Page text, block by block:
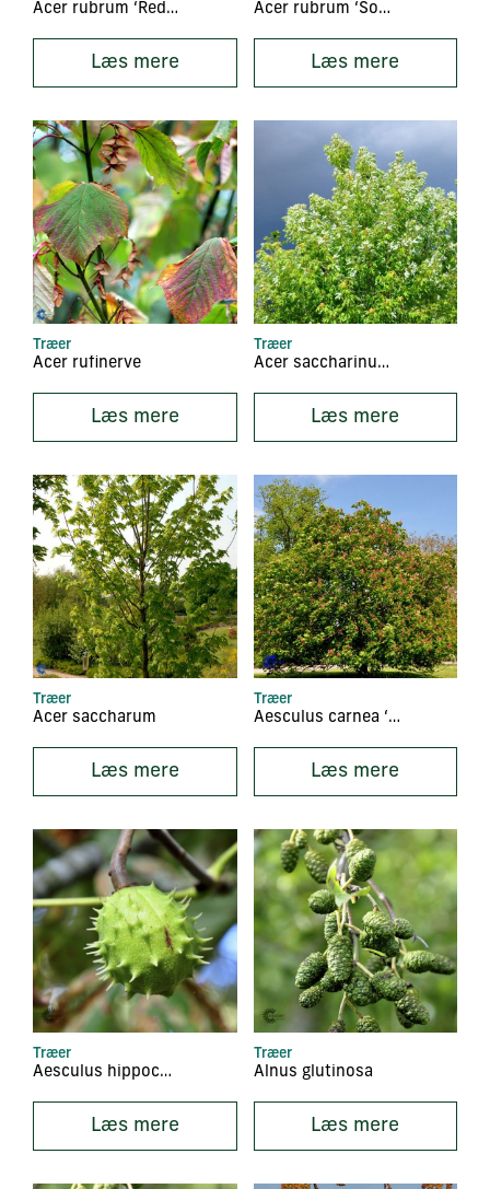
Acer rubrum ‘Red Sunset’
Læs mere
Acer rubrum ‘Somerset’
Læs mere
Træer
Acer rufinerve
Læs mere
Træer
Acer saccharinum ‘Pyramidale’
Læs mere
Træer
Acer saccharum
Læs mere
Træer
Aesculus carnea ‘Briotii’
Læs mere
Træer
Aesculus hippocastanum
Læs mere
Træer
Alnus glutinosa
Læs mere